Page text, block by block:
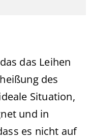
das Leihen
des
Situation,
und in
es nicht auf